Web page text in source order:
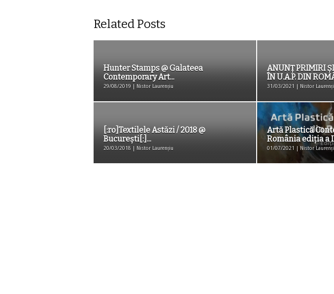
Related Posts
Hunter Stamps @ Galateea
Contemporary Art...
29/08/2019 | Nistor Laurențiu
ANUNȚ PRIMIRI
ÎN U.A.P. DIN
31/03/2021 | Nistor
[:ro]Textilele Astăzi / 2018 @
București[:]...
20/03/2018 | Nistor Laurențiu
Artă Plastică
România ediția a
01/07/2021 | Nistor